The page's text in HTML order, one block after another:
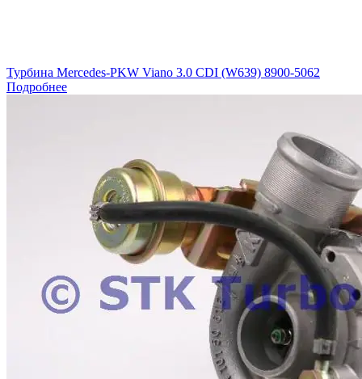
Турбина Mercedes-PKW Viano 3.0 CDI (W639) 8900-5062
Подробнее